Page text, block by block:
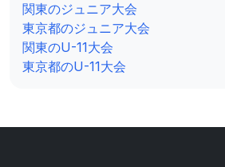
関東のジュニア大会
東京都のジュニア大会
関東のU-11大会
東京都のU-11大会